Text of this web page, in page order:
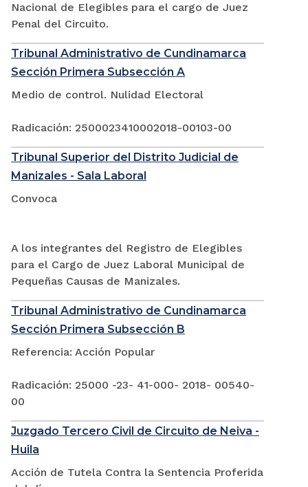
Nacional de Elegibles para el cargo de Juez
Penal del Circuito.
Tribunal Administrativo de Cundinamarca
Sección Primera Subsección A
Medio de control. Nulidad Electoral
Radicación: 2500023410002018-00103-00
Tribunal Superior del Distrito Judicial de
Manizales - Sala Laboral
Convoca
A los integrantes del Registro de Elegibles
para el Cargo de Juez Laboral Municipal de
Pequeñas Causas de Manizales.
Tribunal Administrativo de Cundinamarca
Sección Primera Subsección B
Referencia: Acción Popular
Radicación: 25000 -23- 41-000- 2018- 00540-
00
Juzgado Tercero Civil de Circuito de Neiva -
Huila
Acción de Tutela Contra la Sentencia Proferida